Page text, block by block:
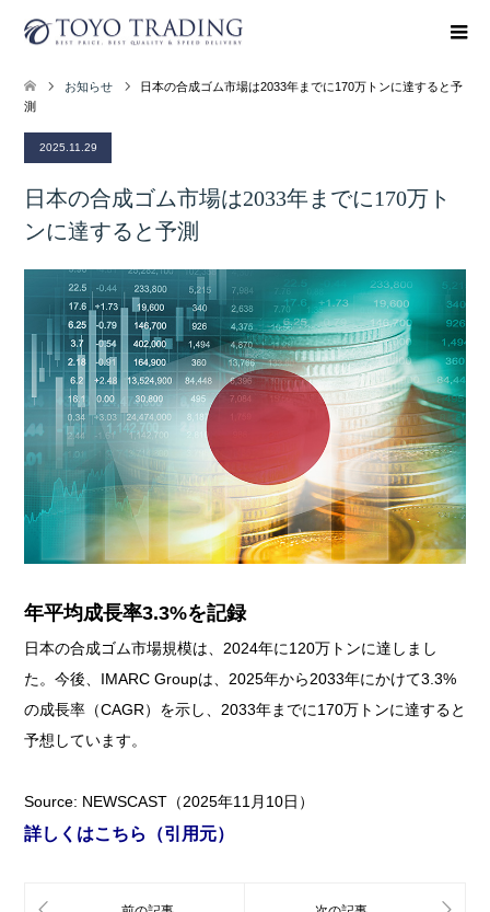
お知らせ
日本の合成ゴム市場は2033年までに170万トンに達すると予
測
2025.11.29
日本の合成ゴム市場は2033年までに170万ト
ンに達すると予測
年平均成長率3.3%を記録
日本の合成ゴム市場規模は、2024年に120万トンに達しまし
た。今後、IMARC Groupは、2025年から2033年にかけて3.3%
の成長率（CAGR）を示し、2033年までに170万トンに達すると
予想しています。
Source: NEWSCAST（2025年11月10日）
詳しくはこちら（引用元）